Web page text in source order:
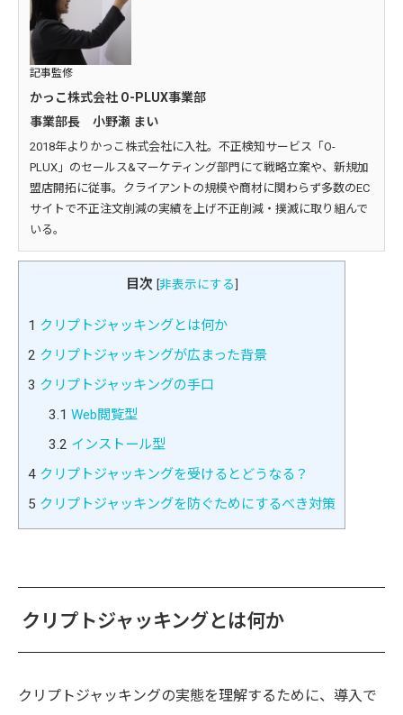
記事監修
かっこ株式会社 O-PLUX事業部
事業部長 小野瀬 まい
2018年よりかっこ株式会社に入社。不正検知サービス「O-
PLUX」のセールス&マーケティング部門にて戦略立案や、新規加
盟店開拓に従事。クライアントの規模や商材に関わらず多数のEC
サイトで不正注文削減の実績を上げ不正削減・撲滅に取り組んで
いる。
目次 [非表示にする]
1 クリプトジャッキングとは何か
2 クリプトジャッキングが広まった背景
3 クリプトジャッキングの手口
3.1 Web閲覧型
3.2 インストール型
4 クリプトジャッキングを受けるとどうなる？
5 クリプトジャッキングを防ぐためにするべき対策
クリプトジャッキングとは何か
クリプトジャッキングの実態を理解するために、導入で